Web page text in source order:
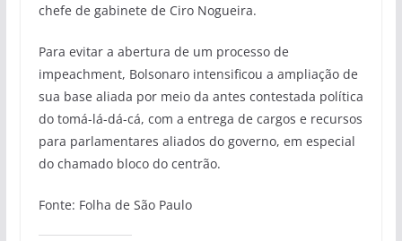
chefe de gabinete de Ciro Nogueira.
Para evitar a abertura de um processo de
impeachment, Bolsonaro intensificou a ampliação de
sua base aliada por meio da antes contestada política
do tomá-lá-dá-cá, com a entrega de cargos e recursos
para parlamentares aliados do governo, em especial
do chamado bloco do centrão.
Fonte: Folha de São Paulo